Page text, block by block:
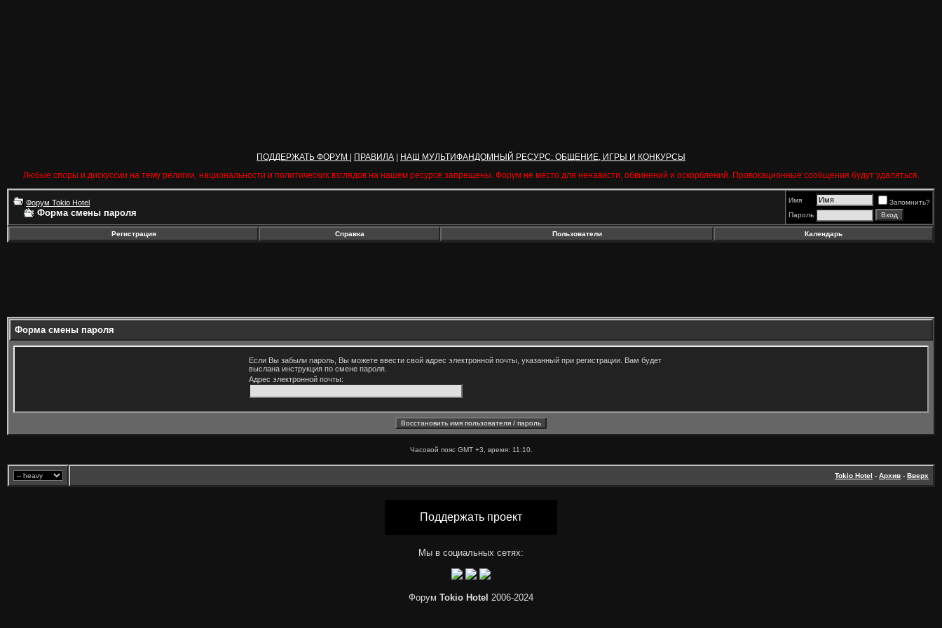
ПОДДЕРЖАТЬ ФОРУМ ПРАВИЛА
НАШ МУЛЬТИФАНДОМНЫЙ РЕСУРС: ОБЩЕНИЕ, ИГРЫ И КОНКУРСЫ
Любые споры и дискуссии на тему религии, национальности и политических взглядов на нашем ресурсе запрещены. Форум не место для ненависти, обвинений и оскорблений. Провокационные сообщения будут удаляться.
Форум Tokio Hotel
Форма смены пароля
Имя
Запомнить?
Пароль
Регистрация Справка Пользователи Календарь
Форма смены пароля
Если Вы забыли пароль, Вы можете ввести свой адрес электронной почты, указанный при регистрации. Вам будет
выслана инструкция по смене пароля.
Адрес электронной почты:
Часовой пояс GMT +3, время: 11:10.
Tokio Hotel - Архив - Вверх
Поддержать проект
Мы в социальных сетях:
Форум Tokio Hotel 2006-2024